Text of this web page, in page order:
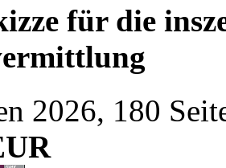
für die
2026, 180